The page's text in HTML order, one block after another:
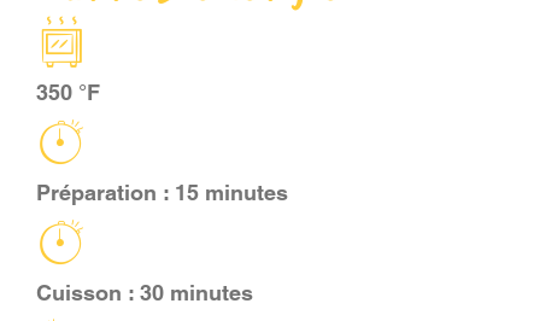
350 °F
Préparation : 15 minutes
Cuisson : 30 minutes